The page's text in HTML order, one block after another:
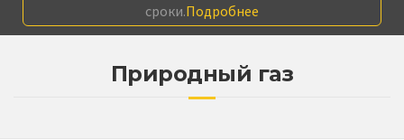
сроки.Подробнее
Природный газ